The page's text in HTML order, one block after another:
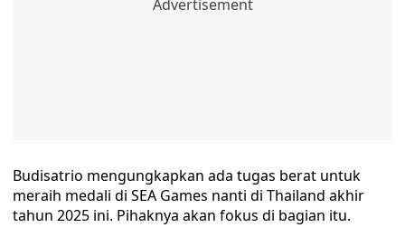
Budisatrio mengungkapkan ada tugas berat untuk
meraih medali di SEA Games nanti di Thailand akhir
tahun 2025 ini. Pihaknya akan fokus di bagian itu.